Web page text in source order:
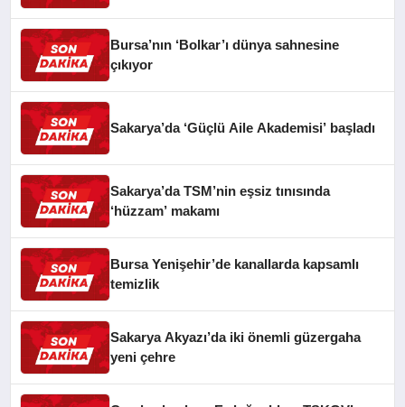
Bursa’nın ‘Bolkar’ı dünya sahnesine
çıkıyor
Sakarya’da ‘Güçlü Aile Akademisi’ başladı
Sakarya’da TSM’nin eşsiz tınısında
‘hüzzam’ makamı
Bursa Yenişehir’de kanallarda kapsamlı
temizlik
Sakarya Akyazı’da iki önemli güzergaha
yeni çehre